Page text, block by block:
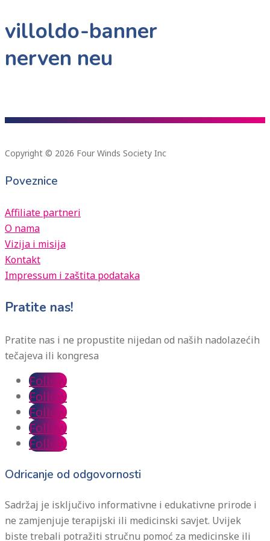
villoldo-banner
nerven neu
Copyright © 2026 Four Winds Society Inc
Poveznice
Affiliate partneri
O nama
Vizija i misija
Kontakt
Impressum i zaštita podataka
Pratite nas!
Pratite nas i ne propustite nijedan od naših nadolazećih
tečajeva ili kongresa
Follow
Follow
Follow
Follow
Follow
Odricanje od odgovornosti
Sadržaj je isključivo informativne i edukativne prirode i
ne zamjenjuje terapijski ili medicinski savjet. Uvijek
biste trebali potražiti stručnu pomoć za medicinske ili